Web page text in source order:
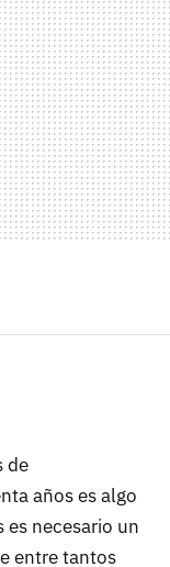
de
años es algo
es necesario un
entre tantos